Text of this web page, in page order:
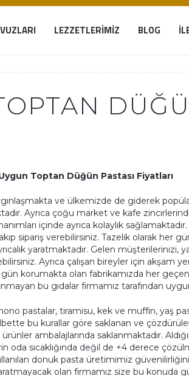
LEZZETLERIMIZ BLOG
Toptan Düğün Pastası Fiyatları
ve ülkemizde de giderek
Ayrıca çoğu market ve kafe
içinde ayrıca kolaylık
sipariş verebilirsiniz. Tazelik olarak her
yaratmaktadır. Gelen
Ayrıca çalışan bireyler için akşam
korumakta olan fabrikamızda her
bu gıdalar firmamız tarafından
pastalar, tiramisu, kek ve muffin, yaş
bu kurallar göre saklanan ve
ambalajlarında saklanmaktadır.
oda sıcaklığında değil de +4 derece
donuk pasta üretimimiz
olan firmamız size bu